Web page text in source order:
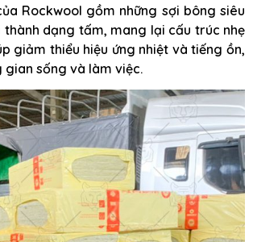
Rockwool gồm những sợi bông siêu
thành dạng tấm, mang lại cấu trúc nhẹ
giảm thiểu hiệu ứng nhiệt và tiếng ồn,
gian sống và làm việc.